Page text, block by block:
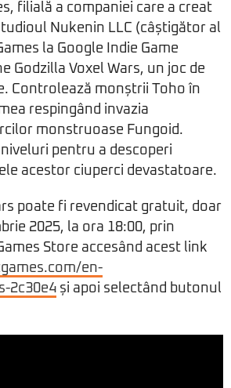
filială a companiei care a creat
Nukenin LLC (câștigător al
la Google Indie Game
Godzilla Voxel Wars, un joc de
Controlează monștrii Toho în
respingând invazia
monstruoase Fungoid.
pentru a descoperi
acestor ciuperci devastatoare.
poate fi revendicat gratuit, doar
2025, la ora 18:00, prin
Store accesând acest link
en-
2c30e4 și apoi selectând butonul